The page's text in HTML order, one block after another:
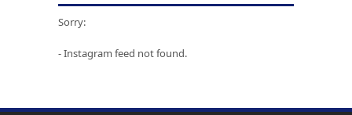
Sorry:
- Instagram feed not found.